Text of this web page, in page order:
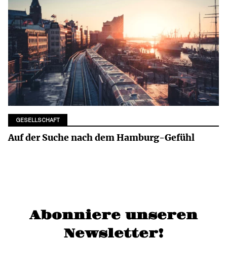
GESELLSCHAFT
Auf der Suche nach dem Hamburg-Gefühl
Abonniere unseren
Newsletter!